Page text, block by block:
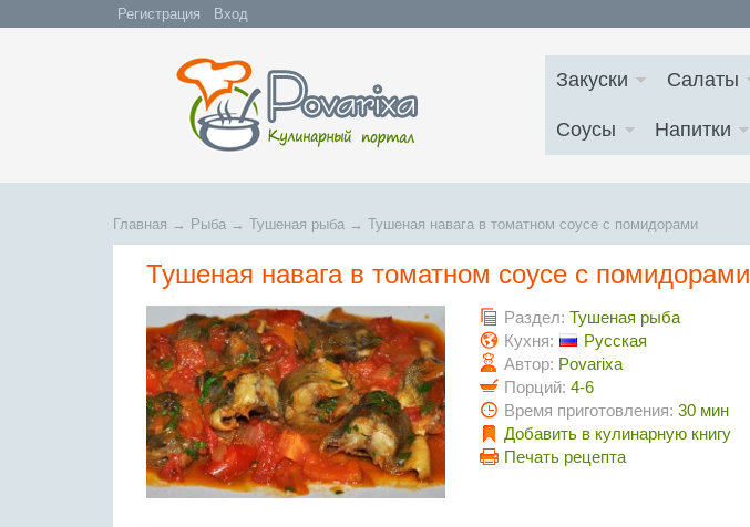
Регистрация Вход
Закуски Салаты
Соусы Напитки
Главная → Рыба → Тушеная рыба → Тушеная навага в томатном соусе с помидорами
Тушеная навага в томатном соусе с помидорами
Раздел: Тушеная рыба
Кухня:
Русская
Автор: Povarixa
Порций: 4-6
Время приготовления: 30 мин
Добавить в кулинарную книгу
Печать рецепта